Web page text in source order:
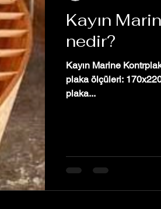
Kayın
nedir?
Kayın Marine
plaka ölçüleri:
plaka...